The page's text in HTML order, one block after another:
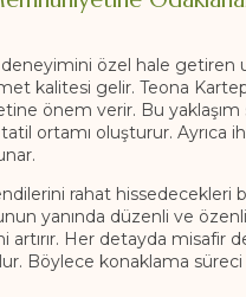
özel hale getiren
kalitesi gelir. Teona
önem verir. Bu yaklaşım
ortamı oluşturur. Ayrıca
rahat hissedecekleri
yanında düzenli ve
artırır. Her detayda misafir
Böylece konaklama